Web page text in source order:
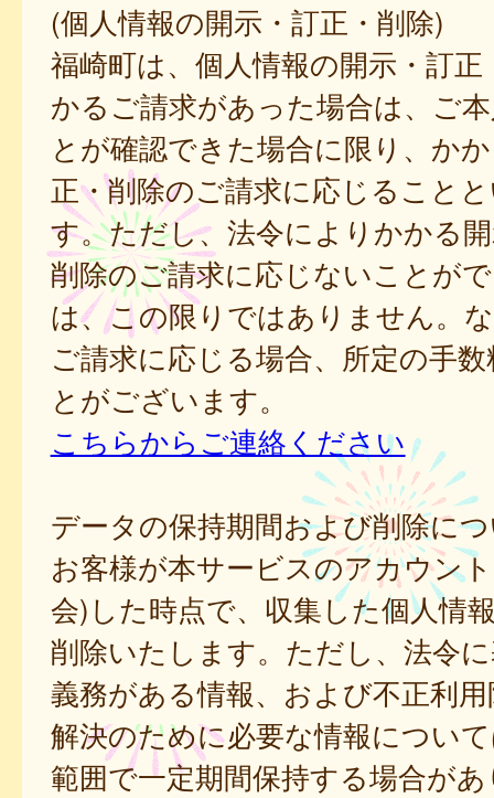
(個人情報の開示・訂正・削除)
福崎町は、個人情報の開示・訂
かるご請求があった場合は、ご
とが確認できた場合に限り、か
正・削除のご請求に応じること
す。ただし、法令によりかかる
削除のご請求に応じないことが
は、この限りではありません。
ご請求に応じる場合、所定の手
とがございます。
こちらからご連絡ください
データの保持期間および削除に
お客様が本サービスのアカウン
会)した時点で、収集した個人情
削除いたします。ただし、法令
義務がある情報、および不正利
解決のために必要な情報につい
範囲で一定期間保持する場合が